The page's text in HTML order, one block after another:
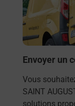
Envoyer un
Vous
SAINT
solutions